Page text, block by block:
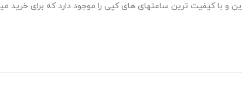
و با کیفیت ترین ساعتهای های کپی را موجود دارد که برای خرید